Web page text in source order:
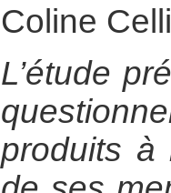
Coline
L’étude
produits à